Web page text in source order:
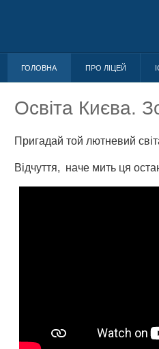
ГОЛОВНА ПРО ЛІЦЕЙ
Освіта Києва.
Пригадай той лютневий
Відчуття, наче мить ця